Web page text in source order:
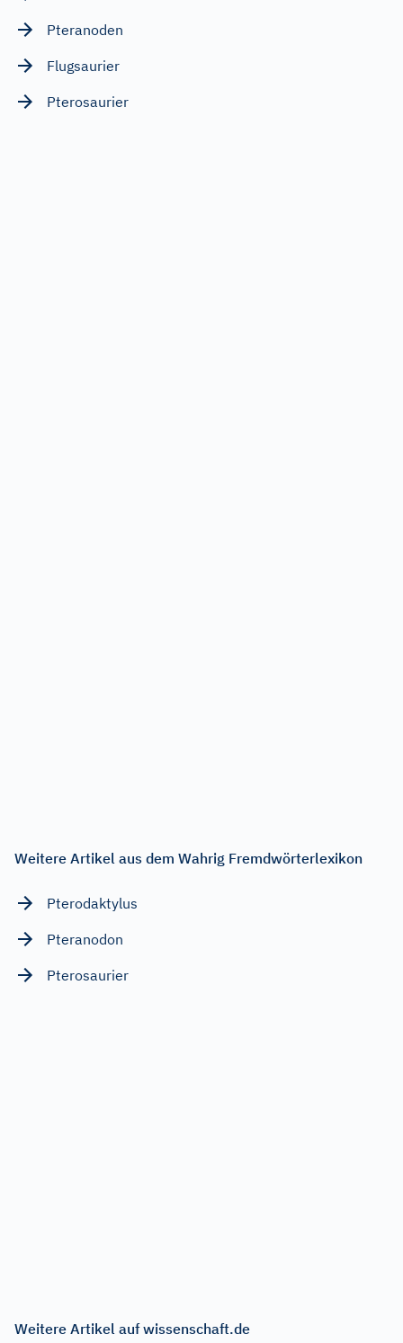
Pteranoden
Flugsaurier
Pterosaurier
Weitere Artikel aus dem Wahrig Fremdwörterlexikon
Pterodaktylus
Pteranodon
Pterosaurier
Weitere Artikel auf wissenschaft.de